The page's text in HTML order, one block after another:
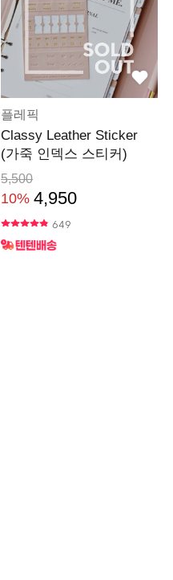
플레픽
Classy Leather Sticker
(가죽 인덱스 스티커)
5,500
10% 4,950
649